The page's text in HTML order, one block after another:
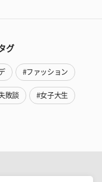
グ
#ファッション
敗談 #女子大生